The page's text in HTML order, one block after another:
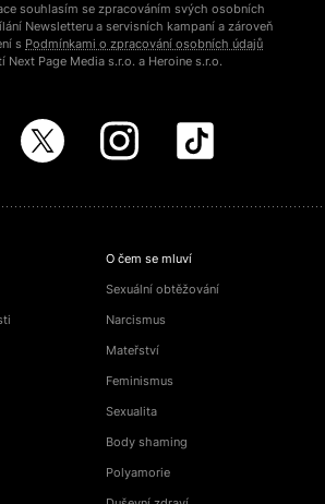
souhlasím se zpracováním svých osobních
Newsletteru a servisních kampaní a zároveň
s Podmínkami o zpracování osobních údajů
Next Page Media s.r.o. a Heroine s.r.o.
O čem se mluví
Sexuální obtěžování
Narcismus
Mateřství
Feminismus
Sexualita
Body shaming
Polyamorie